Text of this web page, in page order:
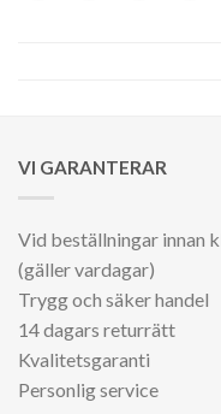
VI GARANTERAR
Vid beställningar innan
(gäller vardagar)
Trygg och säker handel
14 dagars returrätt
Kvalitetsgaranti
Personlig service